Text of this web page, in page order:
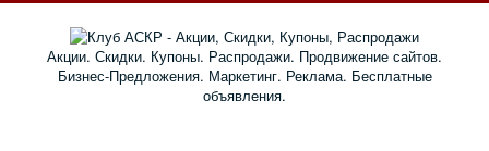
Акции. Скидки. Купоны. Распродажи. Продвижение сайтов.
Бизнес-Предложения. Маркетинг. Реклама. Бесплатные
объявления.